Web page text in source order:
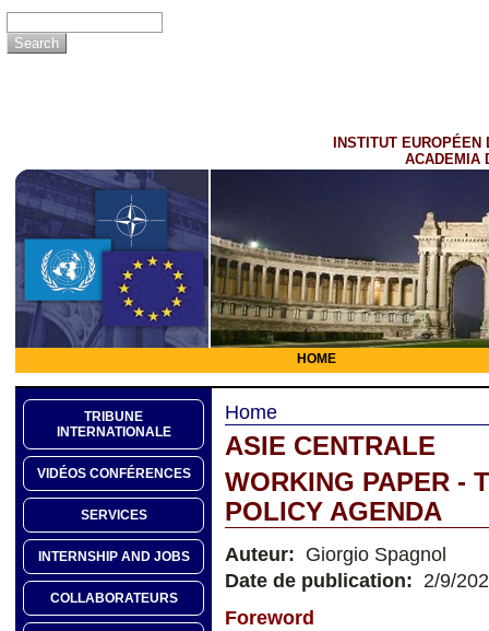
INSTITUT EUROPÉEN
ACADEMIA
HOME
TRIBUNE
INTERNATIONALE
VIDÉOS CONFÉRENCES
SERVICES
INTERNSHIP AND JOBS
COLLABORATEURS
Home
ASIE CENTRALE
WORKING PAPER -
POLICY AGENDA
Auteur: Giorgio Spagnol
Date de publication: 2/9/
Foreword